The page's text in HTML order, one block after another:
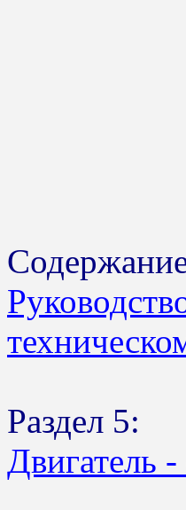
Раздел 5:
Двигатель